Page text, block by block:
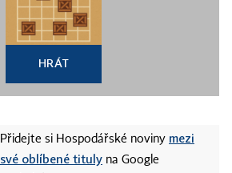
HRÁT
Přidejte si Hospodářské noviny mezi
své oblíbené tituly na Google